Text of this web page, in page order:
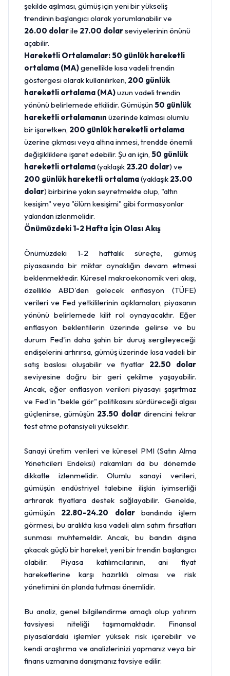
şekilde aşılması, gümüş için yeni bir yükseliş
trendinin başlangıcı olarak yorumlanabilir ve
26.00 dolarile 27.00 dolarseviyelerinin önünü
açabilir.
Hareketli Ortalamalar:50 günlük hareketli
ortalama (MA)genellikle kısa vadeli trendin
göstergesi olarak kullanılırken, 200 günlük
hareketli ortalama (MA)uzun vadeli trendin
yönünü belirlemede etkilidir. Gümüşün 50 günlük
hareketli ortalamanın üzerinde kalması olumlu
bir işaretken, 200 günlük hareketli ortalama
üzerine çıkması veya altına inmesi, trendde önemli
değişikliklere işaret edebilir. Şu an için, 50 günlük
hareketli ortalama(yaklaşık 23.20 dolar) ve
200 günlük hareketli ortalama(yaklaşık 23.00
dolar) birbirine yakın seyretmekte olup, "altın
kesişim" veya "ölüm kesişimi" gibi formasyonlar
yakından izlenmelidir.
Önümüzdeki 1-2 Hafta İçin Olası Akış
Önümüzdeki 1-2 haftalık süreçte, gümüş
piyasasında bir miktar oynaklığın devam etmesi
beklenmektedir. Küresel makroekonomik veri akışı,
özellikle ABD'den gelecek enflasyon (TÜFE)
verileri ve Fed yetkililerinin açıklamaları, piyasanın
yönünü belirlemede kilit rol oynayacaktır. Eğer
enflasyon beklentilerin üzerinde gelirse ve bu
durum Fed'in daha şahin bir duruş sergileyeceği
endişelerini artırırsa, gümüş üzerinde kısa vadeli bir
satış baskısı oluşabilir ve fiyatlar 22.50 dolar
seviyesine doğru bir geri çekilme yaşayabilir.
Ancak, eğer enflasyon verileri piyasayı şaşırtmaz
ve Fed'in "bekle gör" politikasını sürdüreceği algısı
güçlenirse, gümüşün 23.50 dolardirencini tekrar
test etme potansiyeli yüksektir.
Sanayi üretim verileri ve küresel PMI (Satın Alma
Yöneticileri Endeksi) rakamları da bu dönemde
dikkatle izlenmelidir. Olumlu sanayi verileri,
gümüşün endüstriyel talebine ilişkin iyimserliği
artırarak fiyatlara destek sağlayabilir. Genelde,
gümüşün 22.80-24.20 dolarbandında işlem
görmesi, bu aralıkta kısa vadeli alım satım fırsatları
sunması muhtemeldir. Ancak, bu bandın dışına
çıkacak güçlü bir hareket, yeni bir trendin başlangıcı
olabilir. Piyasa katılımcılarının, ani fiyat
hareketlerine karşı hazırlıklı olması ve risk
yönetimini ön planda tutması önemlidir.
Bu analiz, genel bilgilendirme amaçlı olup yatırım
tavsiyesi niteliği taşımamaktadır. Finansal
piyasalardaki işlemler yüksek risk içerebilir ve
kendi araştırma ve analizlerinizi yapmanız veya bir
finans uzmanına danışmanız tavsiye edilir.